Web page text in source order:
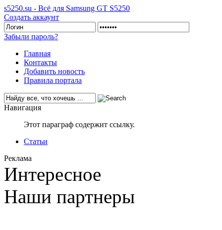
s5250.su - Всё для Samsung GT S5250
Создать аккаунт
Забыли пароль?
Главная
Контакты
Добавить новость
Правила портала
Навигация
Этот параграф содержит ссылку.
Статьи
Реклама
Интересное
Наши партнеры